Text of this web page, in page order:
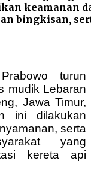
keamanan
bingkisan,
turun
mudik Lebaran
Jawa Timur,
ini dilakukan
serta
yang
kereta api